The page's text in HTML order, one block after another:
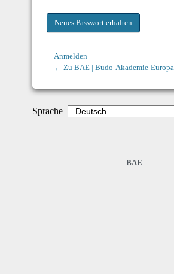
Anmelden
← Zu BAE | Budo-Akademie-Europa
Sprache
BAE